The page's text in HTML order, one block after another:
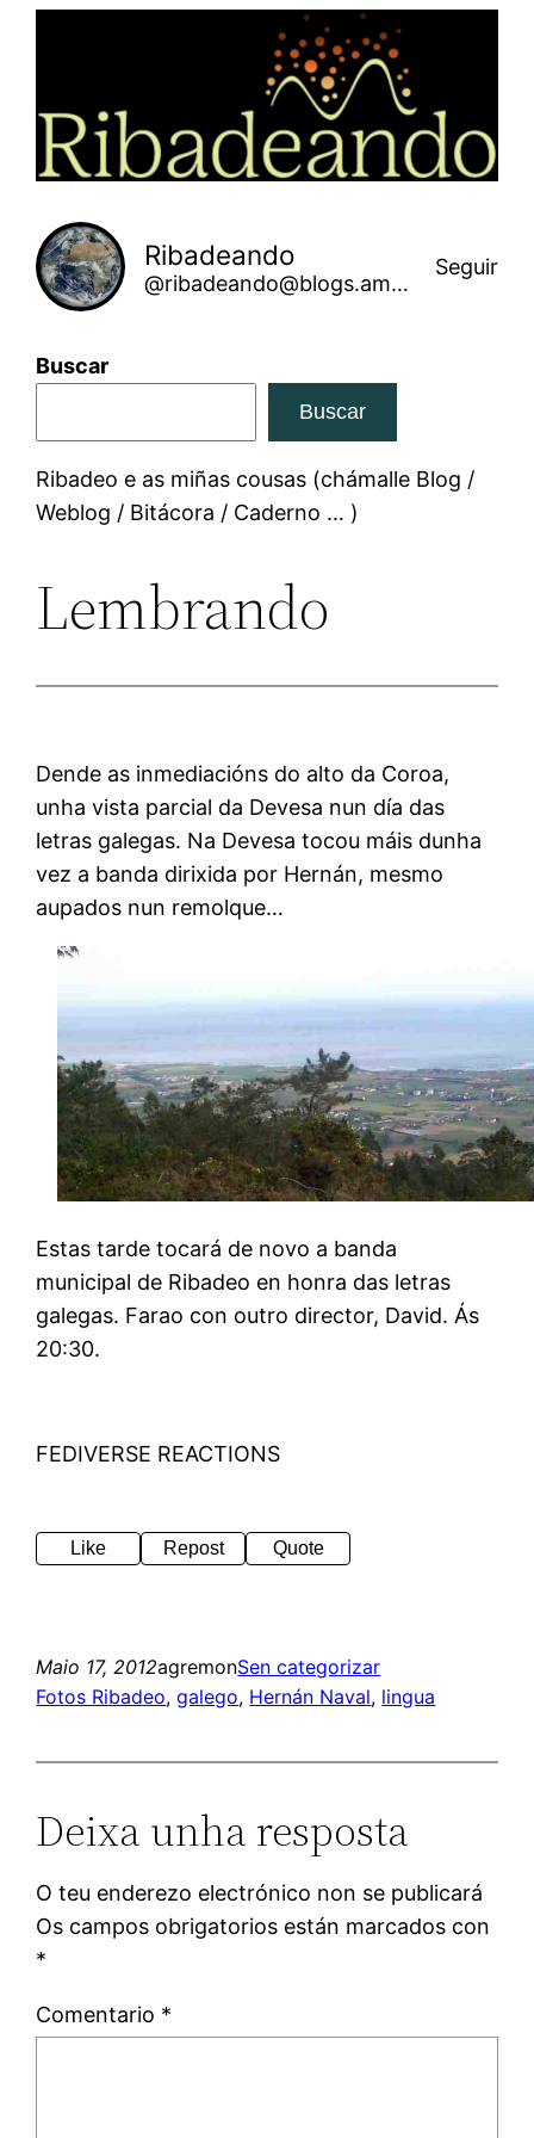
Ribadeando
@ribadeando@blogs.amarinha.gal
Seguir
Buscar
Buscar
Ribadeo e as miñas cousas (chámalle Blog /
Weblog / Bitácora / Caderno … )
Lembrando
Dende as inmediacións do alto da Coroa,
unha vista parcial da Devesa nun día das
letras galegas. Na Devesa tocou máis dunha
vez a banda dirixida por Hernán, mesmo
aupados nun remolque…
Estas tarde tocará de novo a banda
municipal de Ribadeo en honra das letras
galegas. Farao con outro director, David. Ás
20:30.
FEDIVERSE REACTIONS
Like Repost Quote
Maio 17, 2012agremonSen categorizar
Fotos Ribadeo, galego, Hernán Naval, lingua
Deixa unha resposta
O teu enderezo electrónico non se publicará
Os campos obrigatorios están marcados con
*
Comentario *